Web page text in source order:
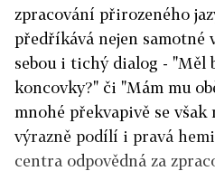
zpracování přirozeného
předříkává nejen samotné
sebou i tichý dialog - "Měl
koncovky?" či "Mám mu
mnohé překvapivě se však
výrazně podílí i pravá
centra odpovědná za